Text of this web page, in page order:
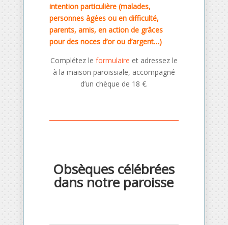
intention particulière (malades,
personnes âgées ou en difficulté,
parents, amis, en action de grâces
pour des noces d’or ou d’argent…)
Complétez le formulaire et adressez le
à la maison paroissiale, accompagné
d’un chèque de 18 €.
Obsèques célébrées
dans notre paroisse